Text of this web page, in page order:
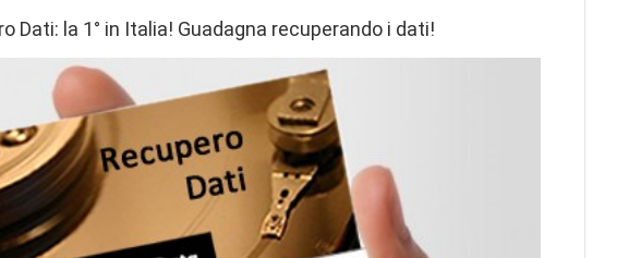
Dati: la 1° in Italia! Guadagna recuperando i dati!